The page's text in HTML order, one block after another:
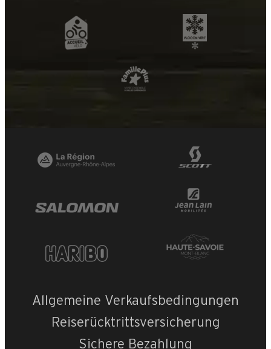
Allgemeine Verkaufsbedingungen
Reiserücktrittsversicherung
Sichere Bezahlung